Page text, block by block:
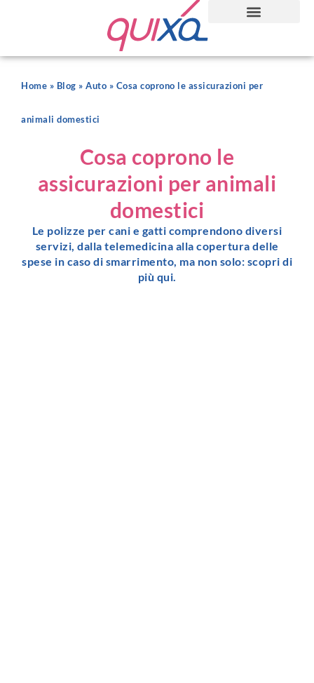
Home » Blog » Auto » Cosa coprono le assicurazioni per
animali domestici
Cosa coprono le
assicurazioni per animali
domestici
Le polizze per cani e gatti comprendono diversi
servizi, dalla telemedicina alla copertura delle
spese in caso di smarrimento, ma non solo: scopri di
più qui.